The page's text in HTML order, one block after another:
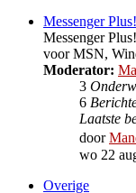
Messenger
Messenger
voor MSN,
Moderator:
3
6
Laatste
door
wo 22
Overige